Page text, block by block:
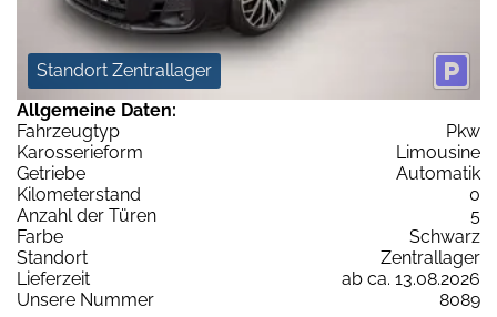
Standort Zentrallager
Allgemeine Daten:
Fahrzeugtyp
Pkw
Karosserieform
Limousine
Getriebe
Automatik
Kilometerstand
0
Anzahl der Türen
5
Farbe
Schwarz
Standort
Zentrallager
Lieferzeit
ab ca. 13.08.2026
Unsere Nummer
8089